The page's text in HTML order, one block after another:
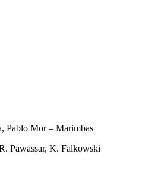
Pablo Mor – Marimbas
Pawassar, K. Falkowski